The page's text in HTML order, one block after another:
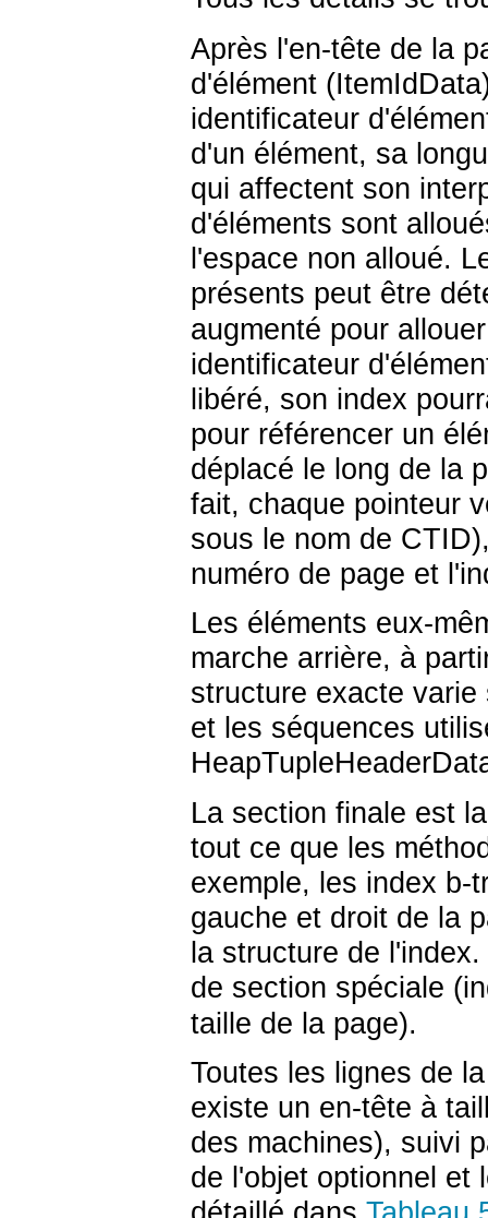
Après l'en-tête de la
d'élément (ItemIdData
identificateur
d'un élément, sa
qui affectent son
d'éléments sont
l'espace non alloué.
présents peut être
augmenté pour
identificateur
libéré, son index
pour référencer un
déplacé le long de la
fait, chaque pointeur
sous le nom de CTID
numéro de page et
Les éléments eux-
marche arrière, à
structure exacte
et les séquences
La section finale est
tout ce que les
exemple, les index b-
gauche et droit de la
la structure de
de section spéciale
taille de la page).
Toutes les lignes de
existe un en-tête à
des machines), suivi
de l'objet optionnel et